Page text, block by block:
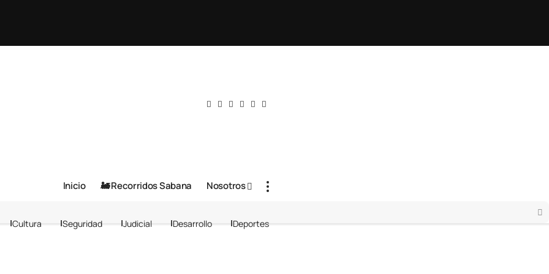
Inicio 🚂 Recorridos Sabana Nosotros
Cultura Seguridad Judicial Desarrollo Deportes